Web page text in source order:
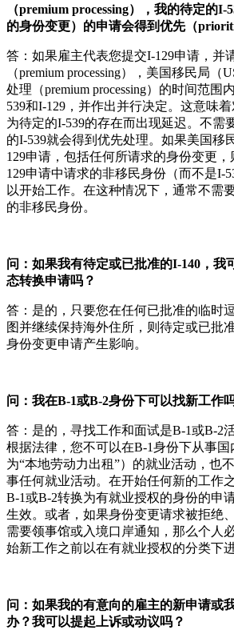
（premium processing），我的待定的I-
的身份变更）的申请会得到优先（
答：如果雇主代表您提交I-129申请，并
（premium processing），美国移民局（
处理（premium processing）的时间范围
539和I-129，并作出并行决定。这意味
为待定的I-539的存在而出现延迟。不需
的I-539就会得到优先处理。如果美国移
129申请，包括任何所请求的身份变更
129申请中请求的非移民身份（而不是I-
以开始工作。在这种情况下，通常不需
的非移民身份。
问：如果我有待定或已批准的I-140，我
态转换申请吗？
答：是的，只要您在任何已批准的临时
图并继续保持海外住所，则待定或已批
身份变更申请产生影响。
问：我在B-1或B-2身份下可以找新工作
答：是的，寻找工作和面试是B-1或B-2
根据法律，您不可以在B-1身份下从事
为“本地劳动力出租”）的就业活动，也
事任何就业活动。在开始任何新的工作
B-1或B-2转换为有就业授权的身份的申
生效。或者，如果身份变更请求被拒绝
需要领事馆或入境口岸通知，那么个人
始新工作之前以在有就业授权的分类下
问：如果我的有意向的雇主的新申请或
办？我可以提起上诉或动议吗？